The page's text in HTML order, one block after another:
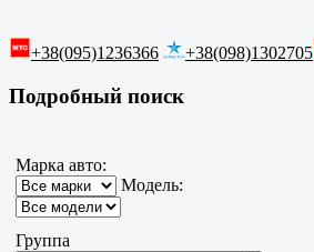
+38(095)1236366 +38(098)1302705
Подробный поиск
Марка авто:
Модель:
Группа